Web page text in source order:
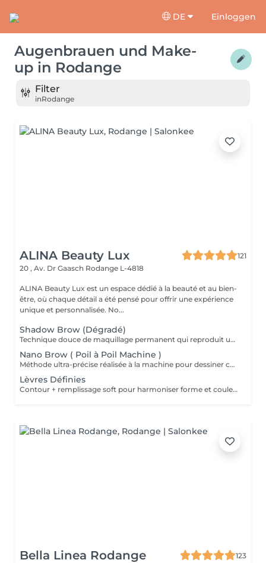
DE Einloggen
Augenbrauen und Make-
up in Rodange
Filter
inRodange
ALINA Beauty Lux
121
20 , Av. Dr Gaasch Rodange L-4818
ALINA Beauty Lux est un espace dédié à la beauté et au bien-
être, où chaque détail a été pensé pour offrir une expérience
unique et personnalisée. No...
Shadow Brow (Dégradé)
Technique douce de maquillage permanent qui reproduit un effet d'ombre naturelle sur le sourcil. Idéale pour redéfinir la forme, combler les zones clairsemées et obtenir un effet poudré élégant. Le résultat est léger, sans démarcation, parfaitement fondu à la peau. Tenue moyenne : 12 à 24 mois selon le type de peau et les soins. Résultat optimal : 2 séances (initiale + retouche à 46 semaines). Préparation obligatoire (24 h avant) : Aucune caféine (café, thé, boissons énergétiques, cola). Pas d'alcool. Éviter aspirine/ibuprofène/anti-inflammatoires, anticoagulants et compléments fluidifiants (oméga-3, ginkgo). Pas de sport intense le jour J. Pas de rétinol, acides ou peeling sur la zone pendant 7 jours. Contre-indications générales : Grossesse, allaitement. Troubles de coagulation, prise d'anticoagulants, chimiothérapie en cours. Diabète non contrôlé, maladies auto-immunes non stabilisées. Infections cutanées actives, dermatite, eczéma sur la zone. Allergies connues aux pigments, lidocaïne ou anesthésiques topiques. Roaccutane/isotrétinoïne dans les 612 derniers mois (selon avis médical). En cas de traitement médical, avis du médecin recommandé.
Nano Brow ( Poil à Poil Machine )
Méthode ultra-précise réalisée à la machine pour dessiner chaque poil avec un réalisme absolu. Le résultat imite parfaitement le sourcil naturel, tout en redéfinissant la symétrie et la densité. Convient à tous les types de peau, même les plus sensibles. Résultat optimal : 2 séances (initiale + retouche à 6 semaines). Préparation obligatoire (24 h avant) : Aucune caféine (café, thé, boissons énergétiques, cola). Pas d'alcool. Éviter aspirine/ibuprofène/anti-inflammatoires, anticoagulants et compléments fluidifiants (oméga-3, ginkgo). Pas de sport intense le jour J. Pas de rétinol, acides ou peeling sur la zone pendant 7 jours. Contre-indications générales : Grossesse, allaitement. Troubles de coagulation, prise d'anticoagulants, chimiothérapie en cours. Diabète non contrôlé, maladies auto-immunes non stabilisées. Infections cutanées actives, dermatite, eczéma sur la zone. Allergies connues aux pigments, lidocaïne ou anesthésiques topiques. Roaccutane/isotrétinoïne dans les 612 derniers mois (selon avis médical). En cas de traitement médical, avis du médecin recommandé. Tenue moyenne : 18 à 24 mois.
Lèvres Définies
Contour + remplissage soft pour harmoniser forme et couleur, sans effet sur-maquillé. Résultat optimal : 2 séances (retouche à 68 semaines). Tenue moyenne : 23 ans. Spécifique lèvres : antécédents d'herpès labial = prévenir; prophylaxie antivirale recommandée selon avis médical. Pas d'acide hyaluronique lèvre dans les 24 semaines avant/après. Préparation obligatoire (24 h avant) : Aucune caféine (café, thé, boissons énergétiques, cola). Pas d'alcool. Éviter aspirine/ibuprofène/anti-inflammatoires, anticoagulants et compléments fluidifiants (oméga-3, ginkgo). Pas de sport intense le jour J. Pas de rétinol, acides ou peeling sur la zone pendant 7 jours. Contre-indications générales : Grossesse, allaitement. Troubles de coagulation, prise d'anticoagulants, chimiothérapie en cours. Diabète non contrôlé, maladies auto-immunes non stabilisées. Infections cutanées actives, dermatite, eczéma sur la zone. Allergies connues aux pigments, lidocaïne ou anesthésiques topiques. Roaccutane/isotrétinoïne dans les 612 derniers mois (selon avis médical). En cas de traitement médical, avis du médecin recommandé.
Bella Linea Rodange
123